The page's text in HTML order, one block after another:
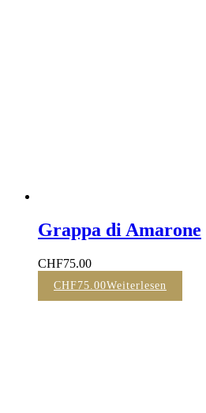
Grappa di Amarone
CHF75.00
CHF75.00Weiterlesen